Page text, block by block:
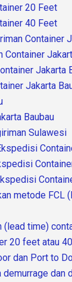
20 Feet
40 Feet
Container
Jakarta
Jakarta
Baubau
Sulawesi
metode FCL
time)
20 feet atau
dan Port to
demurrage